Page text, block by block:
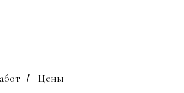
/ Цены